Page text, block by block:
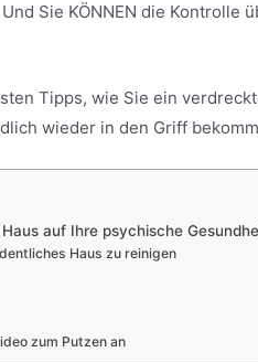
Sie KÖNNEN die Kontrolle
Tipps, wie Sie ein
wieder in den Griff
auf Ihre psychische
Haus zu reinigen
zum Putzen an